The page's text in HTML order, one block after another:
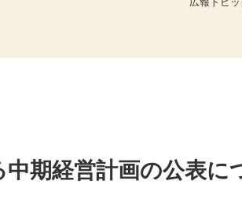
中期経営計画の公表に